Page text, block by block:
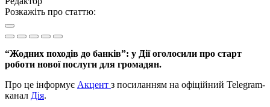
Розкажіть про статтю:
“Жодних походів до банків”: у Дії оголосили про старт
роботи нової послуги для громадян.
Про це інформує Акцент з посиланням на офіційний Telegram-
канал Дія.